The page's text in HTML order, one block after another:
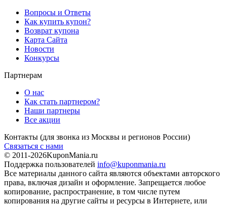
Вопросы и Ответы
Как купить купон?
Возврат купона
Карта Сайта
Новости
Конкурсы
Партнерам
О нас
Как стать партнером?
Наши партнеры
Все акции
Контакты (для звонка из Москвы и регионов России)
Связаться с нами
© 2011-2026KuponMania.ru
Поддержка пользователей info@kuponmania.ru
Все материалы данного сайта являются объектами авторского
права, включая дизайн и оформление. Запрещается любое
копирование, распространение, в том числе путем
копирования на другие сайты и ресурсы в Интернете, или